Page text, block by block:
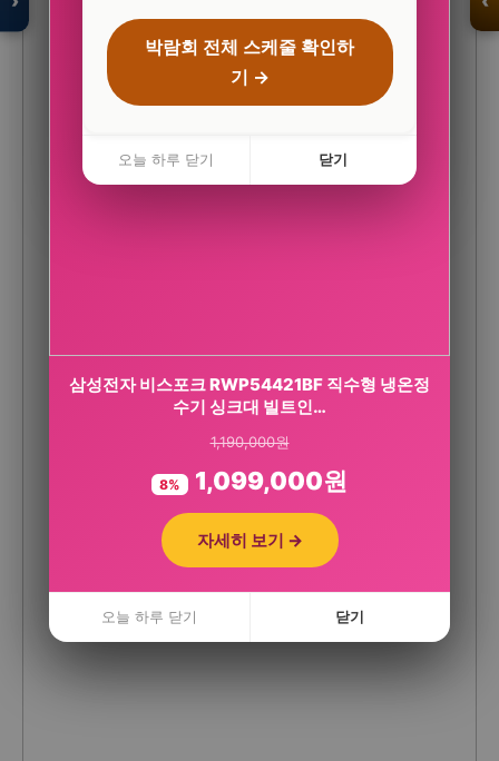
박람회 전체 스케줄 확인하
기 →
오늘 하루 닫기 닫기
CJ 멜라메이트 트리플액션 식물성 멜라토닌 2mg
30정, 3개
65,700원
56% 28,900원
자세히 보기 →
오늘 하루 닫기 닫기
삼성전자 비스포크 RWP54421BF 직수형 냉온정
수기 싱크대 빌트인…
1,190,000원
8% 1,099,000원
자세히 보기 →
오늘 하루 닫기 닫기